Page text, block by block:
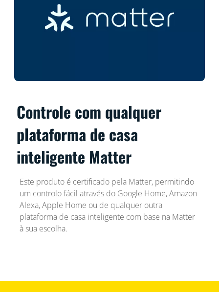
Controle com qualquer
plataforma de casa
inteligente Matter
Este produto é certificado pela Matter, permitindo
um controlo fácil através do Google Home, Amazon
Alexa, Apple Home ou de qualquer outra
plataforma de casa inteligente com base na Matter
à sua escolha.